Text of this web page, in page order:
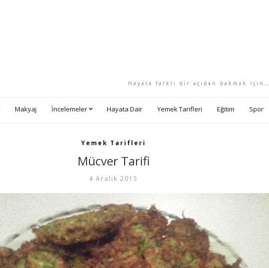
Hayata farklı bir açıdan bakmak için…
Makyaj İncelemeler Hayata Dair Yemek Tarifleri Eğitim Spor
Yemek Tarifleri
Mücver Tarifi
4 Aralık 2015